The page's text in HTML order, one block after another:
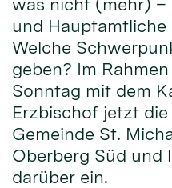
und
Welche
geben? Im
Sonntag mit dem
Erzbischof jetzt
Gemeinde St.
Oberberg Süd und
darüber ein.